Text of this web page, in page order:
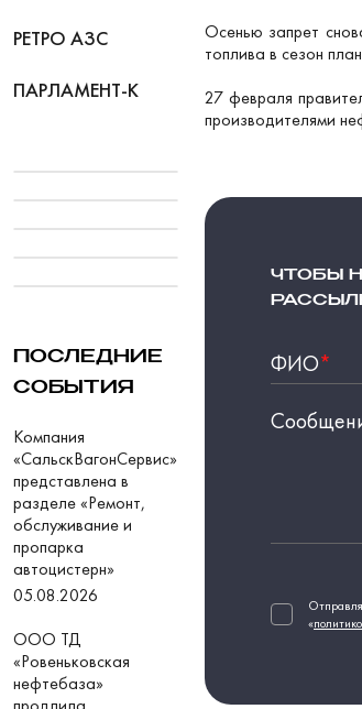
РЕТРО АЗС
ПАРЛАМЕНТ-К
ПОСЛЕДНИЕ
СОБЫТИЯ
Компания
«СальскВагонСервис»
представлена в
разделе «Ремонт,
обслуживание и
пропарка
автоцистерн»
05.08.2026
ООО ТД
«Ровеньковская
нефтебаза»
Осенью запрет
топлива в сезон
27 февраля
производителями
ЧТОБЫ
ФИО*
«